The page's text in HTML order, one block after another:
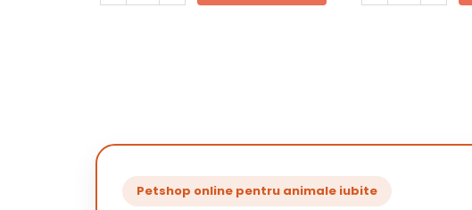
Petshop online pentru animale iubite